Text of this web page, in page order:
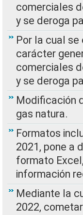
comerciales
y se deroga
Por la cual
carácter
comerciales
y se deroga
Modificación
gas natura.
Formatos
2021, pone a
formato
información
Mediante la
2022,